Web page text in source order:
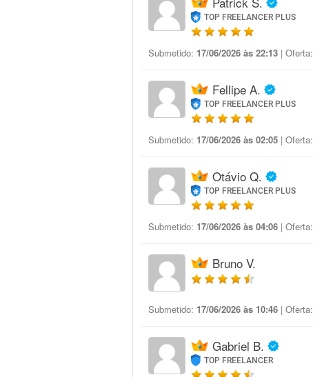
TOP FREELANCER PLUS
Submetido: 17/06/2026 às 22:13 | Oferta:
Fellipe A.
TOP FREELANCER PLUS
Submetido: 17/06/2026 às 02:05 | Oferta:
Otávio Q.
TOP FREELANCER PLUS
Submetido: 17/06/2026 às 04:06 | Oferta:
Bruno V.
Submetido: 17/06/2026 às 10:46 | Oferta:
Gabriel B.
TOP FREELANCER